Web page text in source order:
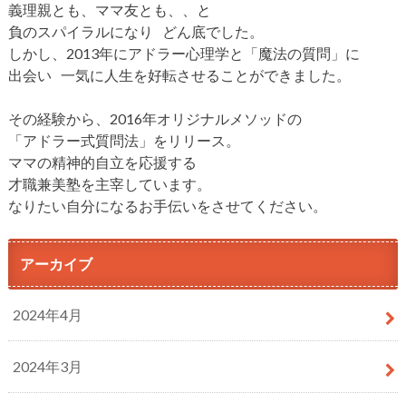
義理親とも、ママ友とも、、と
負のスパイラルになり どん底でした。
しかし、2013年にアドラー心理学と「魔法の質問」に
出会い 一気に人生を好転させることができました。
その経験から、2016年オリジナルメソッドの
「アドラー式質問法」をリリース。
ママの精神的自立を応援する
才職兼美塾を主宰しています。
なりたい自分になるお手伝いをさせてください。
アーカイブ
2024年4月
2024年3月